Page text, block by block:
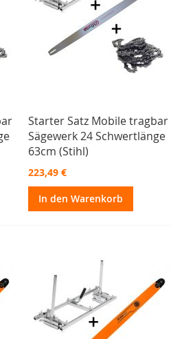
Starter Satz Mobile tragbar
Sägewerk 24 Schwertlänge
63cm (Stihl)
223,49 €
In den Warenkorb